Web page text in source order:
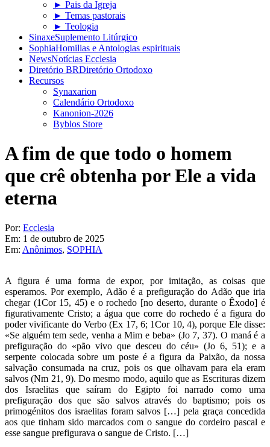
► Pais da Igreja
► Temas pastorais
► Teologia
SinaxeSuplemento Litúrgico
SophiaHomilias e Antologias espirituais
NewsNotícias Ecclesia
Diretório BRDiretório Ortodoxo
Recursos
Synaxarion
Calendário Ortodoxo
Kanonion-2026
Byblos Store
A fim de que todo o homem
que crê obtenha por Ele a vida
eterna
Por: Ecclesia
Em: 1 de outubro de 2025
Em: Anônimos, SOPHIA
A figura é uma forma de expor, por imitação, as coisas que
esperamos. Por exemplo, Adão é a prefiguração do Adão que iria
chegar (1Cor 15, 45) e o rochedo [no deserto, durante o Êxodo] é
figurativamente Cristo; a água que corre do rochedo é a figura do
poder vivificante do Verbo (Ex 17, 6; 1Cor 10, 4), porque Ele disse:
«Se alguém tem sede, venha a Mim e beba» (Jo 7, 37). O maná é a
prefiguração do «pão vivo que desceu do céu» (Jo 6, 51); e a
serpente colocada sobre um poste é a figura da Paixão, da nossa
salvação consumada na cruz, pois os que olhavam para ela eram
salvos (Nm 21, 9). Do mesmo modo, aquilo que as Escrituras dizem
dos Israelitas que saíram do Egipto foi narrado como uma
prefiguração dos que são salvos através do baptismo; pois os
primogénitos dos israelitas foram salvos […] pela graça concedida
aos que tinham sido marcados com o sangue do cordeiro pascal e
esse sangue prefigurava o sangue de Cristo. […]